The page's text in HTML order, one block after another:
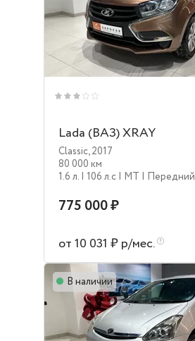
Lada (ВАЗ) XRAY
Classic,2017
80 000 км
1.6 л. | 106 л.c | MT | Передний
775 000 ₽
от 10 031 ₽ р/мес.
В наличии